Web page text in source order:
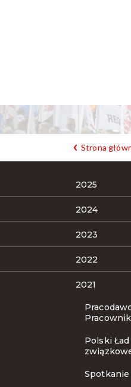
Strona
2025
2024
2023
2022
2021
Polski Ład
Spotkanie